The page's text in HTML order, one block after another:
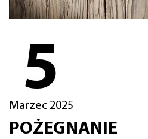
5
Marzec 2025
POŻEGNANIE